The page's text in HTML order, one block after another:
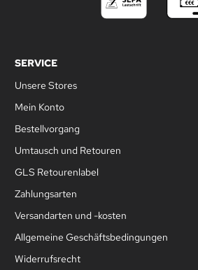
SERVICE
Unsere Stores
Mein Konto
Bestellvorgang
Umtausch und Retouren
GLS Retourenlabel
Zahlungsarten
Versandarten und -kosten
Allgemeine Geschäftsbedingungen
Widerrufsrecht